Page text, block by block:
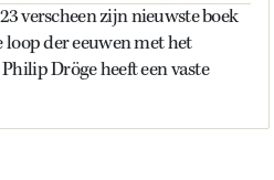
verscheen zijn nieuwste boek
der eeuwen met het
Dröge heeft een vaste